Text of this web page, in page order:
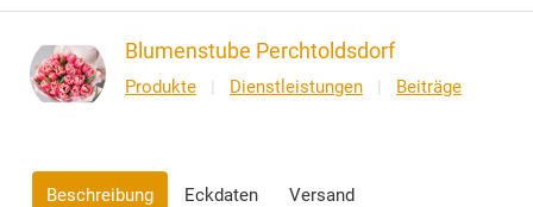
Blumenstube Perchtoldsdorf
Produkte | Dienstleistungen | Beiträge
Beschreibung Eckdaten Versand